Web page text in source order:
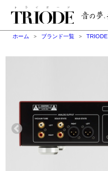
ホーム ブランド一覧 TRIODE